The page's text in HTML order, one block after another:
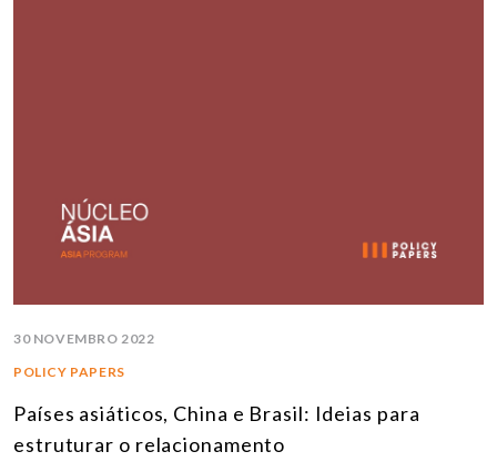
30 NOVEMBRO 2022
POLICY PAPERS
Países asiáticos, China e Brasil: Ideias para
estruturar o relacionamento